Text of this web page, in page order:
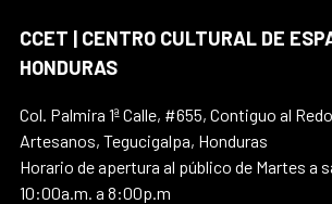
CCET | CENTRO CULTURAL DE
HONDURAS
Col. Palmira 1ª Calle, #655, Contiguo al
Artesanos, Tegucigalpa, Honduras
Horario de apertura al público de Martes a
10:00a.m. a 8:00p.m